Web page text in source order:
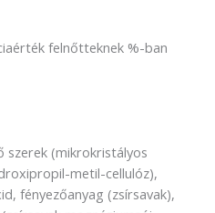
felnőtteknek %-ban
szerek (mikrokristályos
metil-cellulóz),
fényezőanyag (zsírsavak),